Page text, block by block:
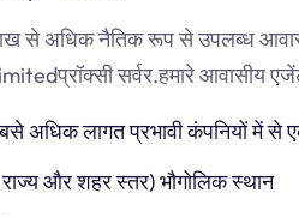
से अधिक नैतिक रूप से उपलब्ध
सर्वर.हमारे आवासीय
अधिक लागत प्रभावी कंपनियों में से
और शहर स्तर) भौगोलिक स्थान